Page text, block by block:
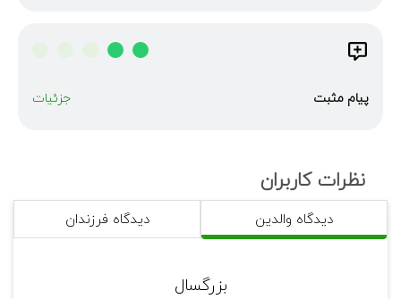
پیام مثبت جزئیات
نظرات کاربران
دیدگاه والدین دیدگاه فرزندان
بزرگسال